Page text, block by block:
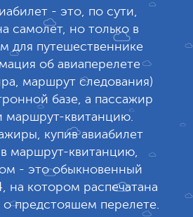
- это, по сути,
самолет, но только в
для путешественнике
об авиаперелете
маршрут следования)
базе, а пассажир
маршрут-квитанцию.
купив авиабилет
маршрут-квитанцию,
- это обыкновенный
на котором распечатана
предстояшем перелете.